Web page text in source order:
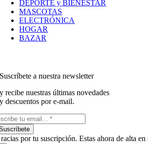
DEPORTE y BIENESTAR
MASCOTAS
ELECTRÓNICA
HOGAR
BAZAR
Suscríbete a nuestra newsletter
y recibe nuestras últimas novedades
y descuentos por e-mail.
por tu suscripción. Estas ahora de alta en